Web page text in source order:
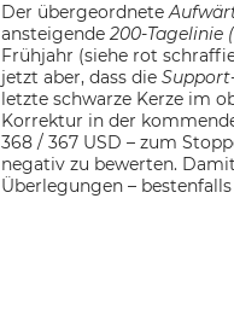
Der übergeordnete
ansteigende 200-Tagelinie
Frühjahr (siehe rot
jetzt aber, dass die Support
letzte schwarze Kerze im
Korrektur in der
368 / 367 USD – zum
negativ zu bewerten.
Überlegungen –